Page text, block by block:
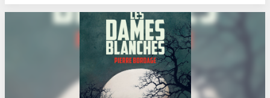
très dur, violent, difficile sur un plan émotionnel,...